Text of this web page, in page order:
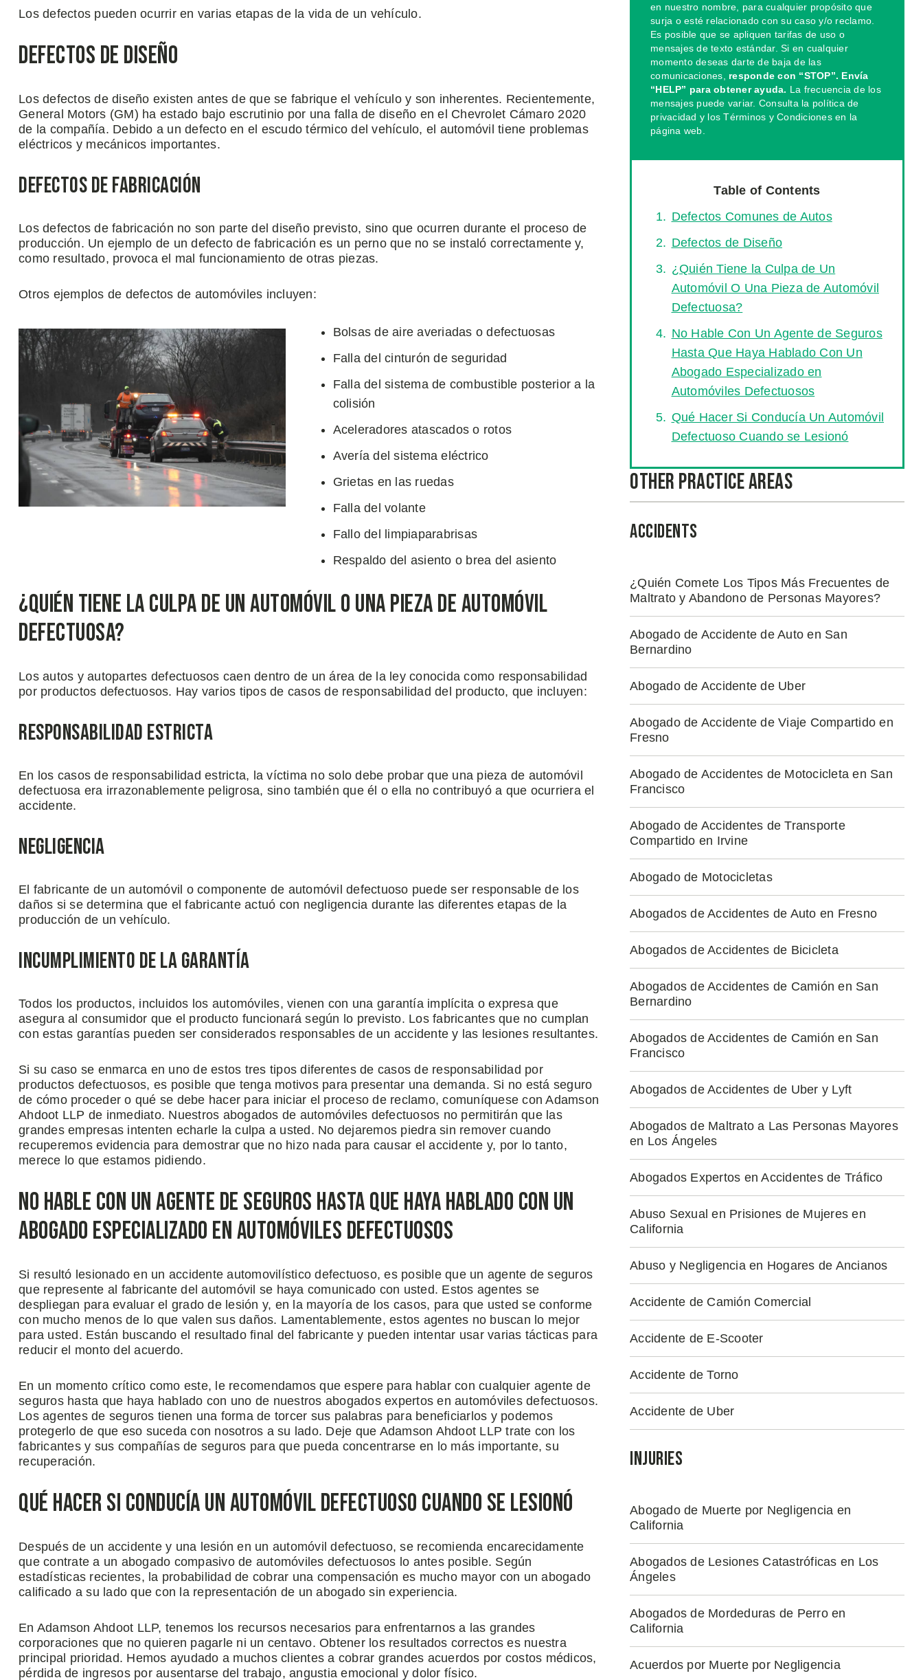
Los defectos pueden ocurrir en varias etapas de la vida de un vehículo.
Defectos de Diseño
Los defectos de diseño existen antes de que se fabrique el vehículo y son inherentes. Recientemente,
General Motors (GM) ha estado bajo escrutinio por una falla de diseño en el Chevrolet Cámaro 2020
de la compañía. Debido a un defecto en el escudo térmico del vehículo, el automóvil tiene problemas
eléctricos y mecánicos importantes.
Defectos de Fabricación
Los defectos de fabricación no son parte del diseño previsto, sino que ocurren durante el proceso de
producción. Un ejemplo de un defecto de fabricación es un perno que no se instaló correctamente y,
como resultado, provoca el mal funcionamiento de otras piezas.
Otros ejemplos de defectos de automóviles incluyen:
Bolsas de aire averiadas o defectuosas
Falla del cinturón de seguridad
Falla del sistema de combustible posterior a la
colisión
Aceleradores atascados o rotos
Avería del sistema eléctrico
Grietas en las ruedas
Falla del volante
Fallo del limpiaparabrisas
Respaldo del asiento o brea del asiento
¿Quién Tiene la Culpa de Un Automóvil O Una Pieza de Automóvil
Defectuosa?
Los autos y autopartes defectuosos caen dentro de un área de la ley conocida como responsabilidad
por productos defectuosos. Hay varios tipos de casos de responsabilidad del producto, que incluyen:
Responsabilidad Estricta
En los casos de responsabilidad estricta, la víctima no solo debe probar que una pieza de automóvil
defectuosa era irrazonablemente peligrosa, sino también que él o ella no contribuyó a que ocurriera el
accidente.
Negligencia
El fabricante de un automóvil o componente de automóvil defectuoso puede ser responsable de los
daños si se determina que el fabricante actuó con negligencia durante las diferentes etapas de la
producción de un vehículo.
Incumplimiento de la Garantía
Todos los productos, incluidos los automóviles, vienen con una garantía implícita o expresa que
asegura al consumidor que el producto funcionará según lo previsto. Los fabricantes que no cumplan
con estas garantías pueden ser considerados responsables de un accidente y las lesiones resultantes.
Si su caso se enmarca en uno de estos tres tipos diferentes de casos de responsabilidad por
productos defectuosos, es posible que tenga motivos para presentar una demanda. Si no está seguro
de cómo proceder o qué se debe hacer para iniciar el proceso de reclamo, comuníquese con Adamson
Ahdoot LLP de inmediato. Nuestros abogados de automóviles defectuosos no permitirán que las
grandes empresas intenten echarle la culpa a usted. No dejaremos piedra sin remover cuando
recuperemos evidencia para demostrar que no hizo nada para causar el accidente y, por lo tanto,
merece lo que estamos pidiendo.
No Hable Con Un Agente de Seguros Hasta Que Haya Hablado Con Un
Abogado Especializado en Automóviles Defectuosos
Si resultó lesionado en un accidente automovilístico defectuoso, es posible que un agente de seguros
que represente al fabricante del automóvil se haya comunicado con usted. Estos agentes se
despliegan para evaluar el grado de lesión y, en la mayoría de los casos, para que usted se conforme
con mucho menos de lo que valen sus daños. Lamentablemente, estos agentes no buscan lo mejor
para usted. Están buscando el resultado final del fabricante y pueden intentar usar varias tácticas para
reducir el monto del acuerdo.
En un momento crítico como este, le recomendamos que espere para hablar con cualquier agente de
seguros hasta que haya hablado con uno de nuestros abogados expertos en automóviles defectuosos.
Los agentes de seguros tienen una forma de torcer sus palabras para beneficiarlos y podemos
protegerlo de que eso suceda con nosotros a su lado. Deje que Adamson Ahdoot LLP trate con los
fabricantes y sus compañías de seguros para que pueda concentrarse en lo más importante, su
recuperación.
Qué Hacer Si Conducía Un Automóvil Defectuoso Cuando se Lesionó
Después de un accidente y una lesión en un automóvil defectuoso, se recomienda encarecidamente
que contrate a un abogado compasivo de automóviles defectuosos lo antes posible. Según
estadísticas recientes, la probabilidad de cobrar una compensación es mucho mayor con un abogado
calificado a su lado que con la representación de un abogado sin experiencia.
En Adamson Ahdoot LLP, tenemos los recursos necesarios para enfrentarnos a las grandes
corporaciones que no quieren pagarle ni un centavo. Obtener los resultados correctos es nuestra
principal prioridad. Hemos ayudado a muchos clientes a cobrar grandes acuerdos por costos médicos,
pérdida de ingresos por ausentarse del trabajo, angustia emocional y dolor físico.
en nuestro nombre, para cualquier propósito que
surja o esté relacionado con su caso y/o reclamo.
Es posible que se apliquen tarifas de uso o
mensajes de texto estándar. Si en cualquier
momento deseas darte de baja de las
comunicaciones, responde con “STOP”. Envía
“HELP” para obtener ayuda. La frecuencia de los
mensajes puede variar. Consulta la política de
privacidad y los Términos y Condiciones en la
página web.
Table of Contents
Defectos Comunes de Autos
Defectos de Diseño
¿Quién Tiene la Culpa de Un
Automóvil O Una Pieza de Automóvil
Defectuosa?
No Hable Con Un Agente de Seguros
Hasta Que Haya Hablado Con Un
Abogado Especializado en
Automóviles Defectuosos
Qué Hacer Si Conducía Un Automóvil
Defectuoso Cuando se Lesionó
Other Practice Areas
Accidents
¿Quién Comete Los Tipos Más Frecuentes de
Maltrato y Abandono de Personas Mayores?
Abogado de Accidente de Auto en San
Bernardino
Abogado de Accidente de Uber
Abogado de Accidente de Viaje Compartido en
Fresno
Abogado de Accidentes de Motocicleta en San
Francisco
Abogado de Accidentes de Transporte
Compartido en Irvine
Abogado de Motocicletas
Abogados de Accidentes de Auto en Fresno
Abogados de Accidentes de Bicicleta
Abogados de Accidentes de Camión en San
Bernardino
Abogados de Accidentes de Camión en San
Francisco
Abogados de Accidentes de Uber y Lyft
Abogados de Maltrato a Las Personas Mayores
en Los Ángeles
Abogados Expertos en Accidentes de Tráfico
Abuso Sexual en Prisiones de Mujeres en
California
Abuso y Negligencia en Hogares de Ancianos
Accidente de Camión Comercial
Accidente de E-Scooter
Accidente de Torno
Accidente de Uber
Injuries
Abogado de Muerte por Negligencia en
California
Abogados de Lesiones Catastróficas en Los
Ángeles
Abogados de Mordeduras de Perro en
California
Acuerdos por Muerte por Negligencia